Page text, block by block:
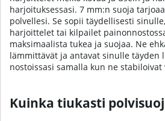
harjoituksessasi. 7 mm:n suoja
polvellesi. Se sopii täydellisesti
harjoittelet tai kilpailet
maksimaalista tukea ja suojaa. Ne
lämmittävät ja antavat sinulle täyden
nostoissasi samalla kun ne stabiloivat
Kuinka tiukasti